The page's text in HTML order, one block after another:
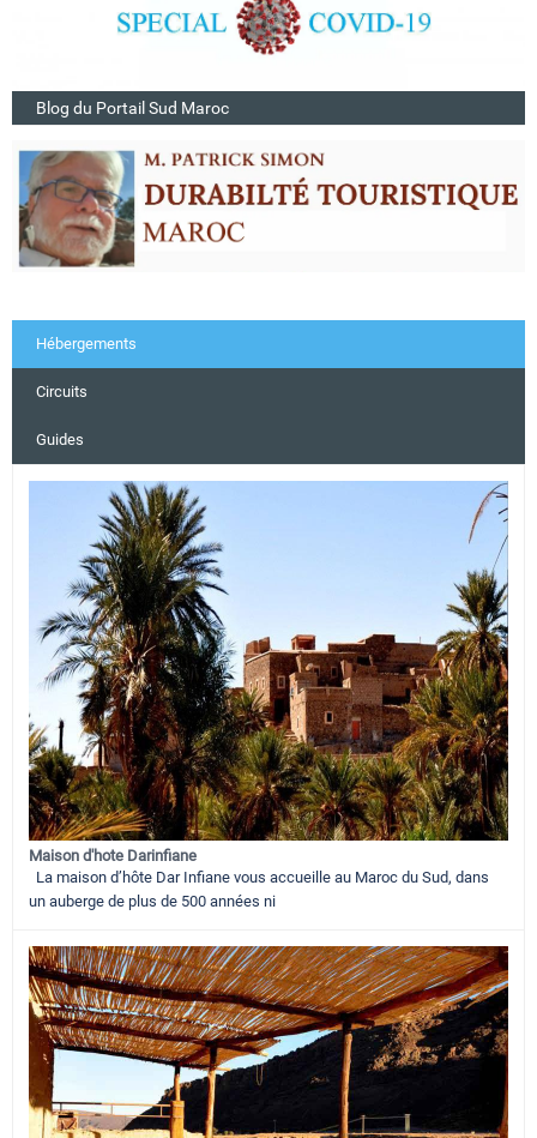
Blog du Portail Sud Maroc
Hébergements
Circuits
Guides
Maison d'hote Darinfiane
La maison d’hôte Dar Infiane vous accueille au Maroc du Sud, dans
un auberge de plus de 500 années ni